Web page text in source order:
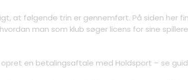
at følgende trin er gennemført. På siden her
man som klub søger licens for sine
en betalingsaftale med Holdsport – se